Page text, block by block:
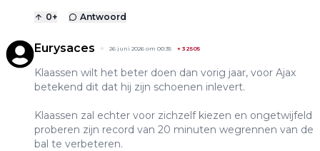
0+ Antwoord
Eurysaces 26 juni 2026 om 00:35 + 32505
Klaassen wilt het beter doen dan vorig jaar, voor Ajax
betekend dit dat hij zijn schoenen inlevert.
Klaassen zal echter voor zichzelf kiezen en ongetwijfeld
proberen zijn record van 20 minuten wegrennen van de
bal te verbeteren.